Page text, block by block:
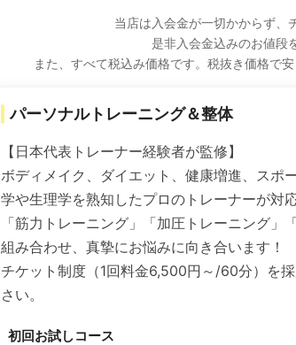
当店は入会金が一切かからず、
是非入会金込みのお値段
また、すべて税込み価格です。税抜き価格で
パーソナルトレーニング＆整体
【日本代表トレーナー経験者が監修】
ボディメイク、ダイエット、健康増進、スポ
学や生理学を熟知したプロのトレーナーが対
「筋力トレーニング」「加圧トレーニング
組み合わせ、真摯にお悩みに向き合います！
チケット制度（1回料金6,500円～/60分）を
さい。
初回お試しコース